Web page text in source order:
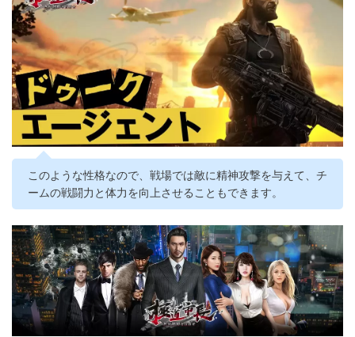
このような性格なので、戦場では敵に精神攻撃を与えて、チ
ームの戦闘力と体力を向上させることもできます。